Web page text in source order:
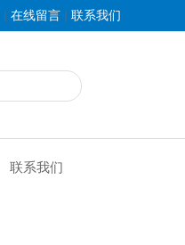
| 在线留言 | 联系我们
联系我们